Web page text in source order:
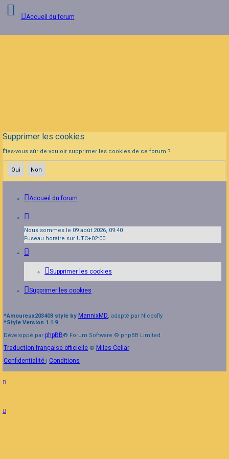
Accueil du forum
Supprimer les cookies
Êtes-vous sûr de vouloir supprimer les cookies de ce forum ?
Accueil du forum
Nous sommes le 09 août 2026, 09:40
Fuseau horaire sur UTC+02:00
Supprimer les cookies
Supprimer les cookies
*Amoureux203403 style by MannixMD, adapté par Nicosfly
*Style Version 1.1.9
Développé par phpBB® Forum Software © phpBB Limited
Traduction française officielle © Miles Cellar
Confidentialité
Conditions